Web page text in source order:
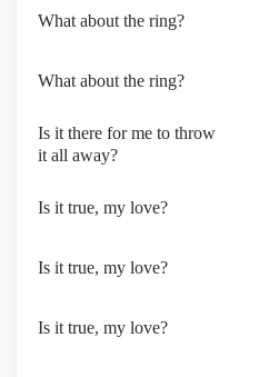
What about the ring?
What about the ring?
Is it there for me to throw
it all away?
Is it true, my love?
Is it true, my love?
Is it true, my love?